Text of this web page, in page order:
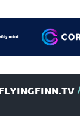
FLYINGFINN.TV